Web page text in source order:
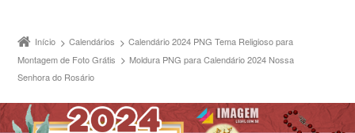
Início Calendários
Calendário 2024 PNG Tema Religioso para
Montagem de Foto Grátis
Moldura PNG para Calendário 2024 Nossa
Senhora do Rosário